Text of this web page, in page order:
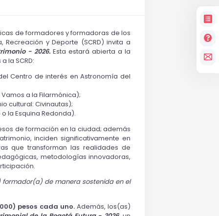
de formadores y formadoras de los
y Deporte (SCRD) invita a
- 2026. Esta estará abierta a la
la SCRD:
Centro de interés en Astronomía del
a la Filarmónica);
cultural: Civinautas);
la Esquina Redonda).
de formación en la ciudad; además
inciden significativamente en
que transforman las realidades de
metodologías innovadoras,
de manera sostenida en el
pesos cada uno.Además, los(as)